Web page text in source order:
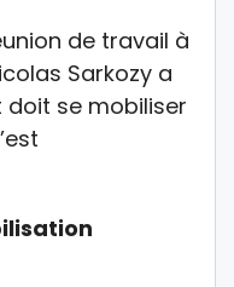
de travail à
Sarkozy a
doit se mobiliser